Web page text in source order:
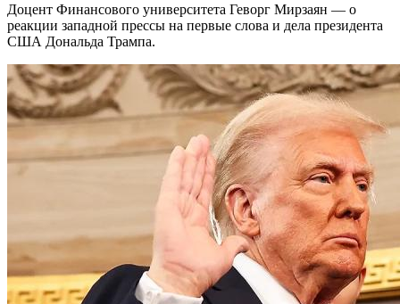
Доцент Финансового университета Геворг Мирзаян — о
реакции западной прессы на первые слова и дела президента
США Дональда Трампа.